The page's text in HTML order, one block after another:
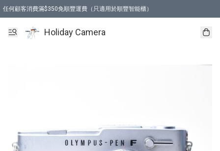
任何顧客消費滿$350免順豐運費（只適用於順豐智能櫃）
Holiday Camera